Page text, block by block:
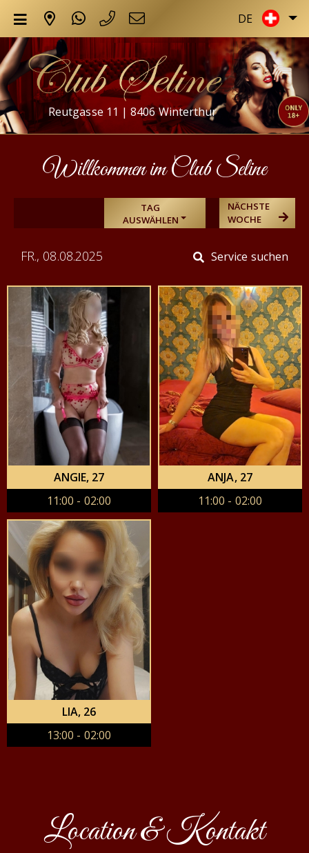
DE
Reutgasse 11 | 8406 Winterthur
Willkommen im Club Seline
TAG
AUSWÄHLEN
NÄCHSTE
WOCHE
FR., 08.08.2025 Service suchen
ANGIE, 27
11:00 - 02:00
ANJA, 27
11:00 - 02:00
LIA, 26
13:00 - 02:00
Location & Kontakt